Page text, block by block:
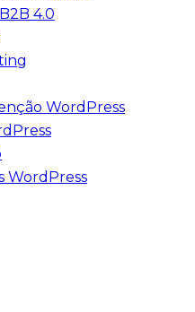
4.0
WordPress
WordPress